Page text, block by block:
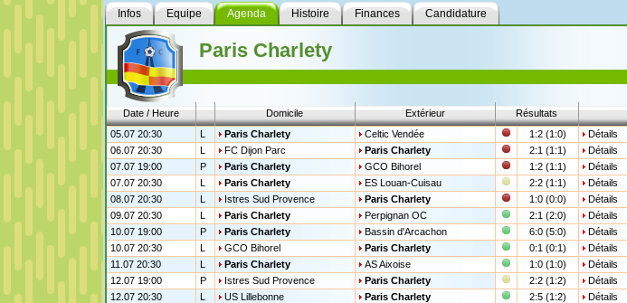
Infos Equipe Agenda Histoire Finances Candidature
Paris Charlety
Date / Heure Domicile Extérieur
Résultats
05.07 20:30
L Paris Charlety Celtic Vendée 1:2 (1:0)
Détails
06.07 20:30
L FC Dijon Parc Paris Charlety 2:1 (1:1)
Détails
07.07 19:00
P Paris Charlety GCO Bihorel 1:2 (1:1)
Détails
07.07 20:30
L Paris Charlety ES Louan-Cuisau 2:2 (1:1)
Détails
08.07 20:30
L Istres Sud Provence Paris Charlety 1:0 (0:0)
Détails
09.07 20:30
L Paris Charlety Perpignan OC 2:1 (2:0)
Détails
10.07 19:00
P Paris Charlety Bassin d'Arcachon 6:0 (5:0)
Détails
10.07 20:30
L GCO Bihorel Paris Charlety 0:1 (0:1)
Détails
11.07 20:30
L Paris Charlety AS Aixoise 1:0 (1:0)
Détails
12.07 19:00
P Istres Sud Provence Paris Charlety 2:2 (1:2)
Détails
12.07 20:30
L US Lillebonne Paris Charlety 2:5 (1:2)
Détails